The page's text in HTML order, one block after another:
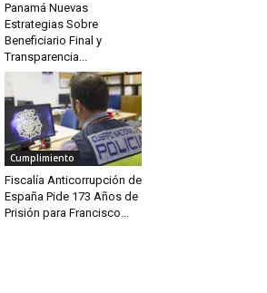
Panamá Nuevas
Estrategias Sobre
Beneficiario Final y
Transparencia...
Cumplimiento
Fiscalía Anticorrupción de
España Pide 173 Años de
Prisión para Francisco...